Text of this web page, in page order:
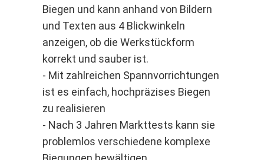
Biegen und kann anhand von Bildern
und Texten aus 4 Blickwinkeln
anzeigen, ob die Werkstückform
korrekt und sauber ist.
- Mit zahlreichen Spannvorrichtungen
ist es einfach, hochpräzises Biegen
zu realisieren
- Nach 3 Jahren Markttests kann sie
problemlos verschiedene komplexe